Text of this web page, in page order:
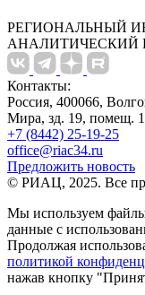
РЕГИОНАЛЬНЫЙ
АНАЛИТИЧЕСКИЙ
Контакты:
Россия, 400066,
Мира, зд. 19, помещ. 1
+7 (8442) 25-19-25
office@riac34.ru
Предложить новость
© РИАЦ, 2025. Все
Мы используем
данные с
Продолжая
политикой
нажав кнопку